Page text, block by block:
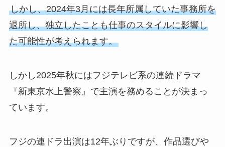
しかし、2024年3月には長年所属していた事務所を
退所し、独立したことも仕事のスタイルに影響し
た可能性が考えられます。
しかし2025年秋にはフジテレビ系の連続ドラマ
『新東京水上警察』で主演を務めることが決まっ
ています。
フジの連ドラ出演は12年ぶりですが、作品選びや